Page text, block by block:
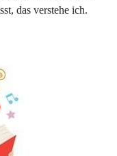
das verstehe ich.